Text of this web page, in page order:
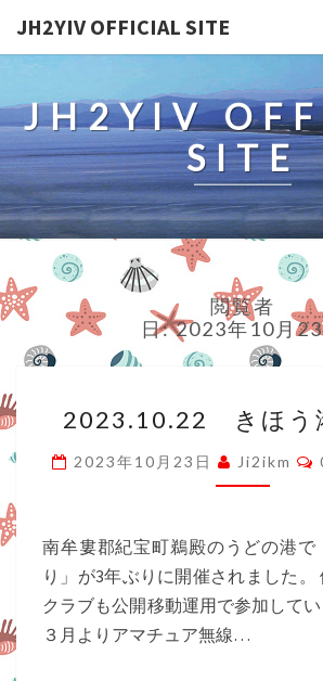
JH2YIV OFFICIAL SITE
JH2YIV
SITE
閲覧者
日:2023年10月23
き
ほ
う
ま
つ
り
2023.10.22 きほう
2023年10月23日 Ji2ikm
南牟婁郡紀宝町鵜殿のうどの港で
り」が3年ぶりに開催されました。
クラブも公開移動運用で参加して
３月よりアマチュア無線…